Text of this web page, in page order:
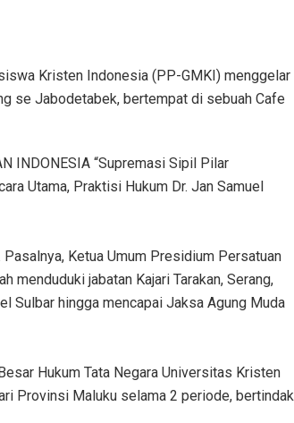
Kristen Indonesia (PP-GMKI) menggelar
se Jabodetabek, bertempat di sebuah Cafe
INDONESIA “Supremasi Sipil Pilar
Utama, Praktisi Hukum Dr. Jan Samuel
Ketua Umum Presidium Persatuan
menduduki jabatan Kajari Tarakan, Serang,
Sulbar hingga mencapai Jaksa Agung Muda
Hukum Tata Negara Universitas Kristen
Provinsi Maluku selama 2 periode, bertindak